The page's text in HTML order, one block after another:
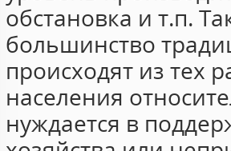
обстановка и т.п.
большинство
происходят из тех
населения
нуждается в